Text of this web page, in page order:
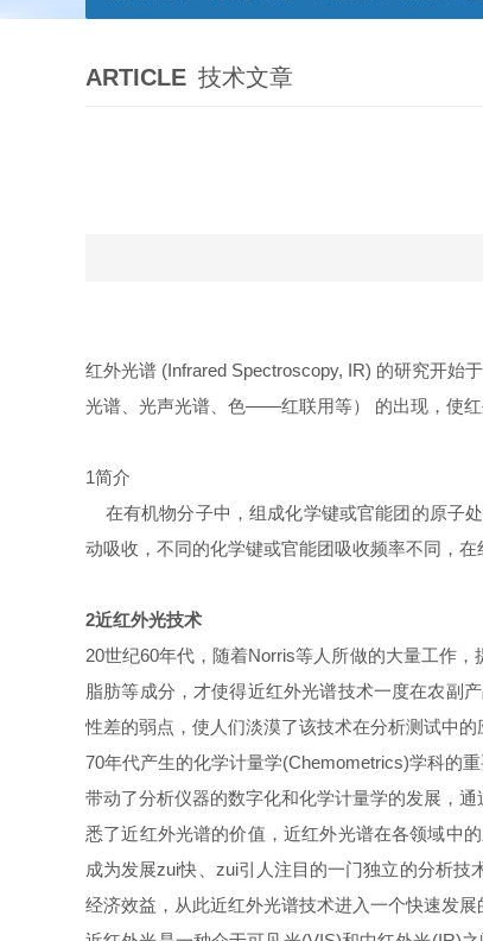
ARTICLE 技术文章
红外光谱 (Infrared Spectroscopy, IR) 的研究开始
光谱、光声光谱、色——红联用等） 的出现，使红
1简介
在有机物分子中，组成化学键或官能团的原子
动吸收，不同的化学键或官能团吸收频率不同，
2近红外光技术
20世纪60年代，随着Norris等人所做的大量工作
脂肪等成分，才使得近红外光谱技术一度在农副
性差的弱点，使人们淡漠了该技术在分析测试中
70年代产生的化学计量学(Chemometrics)学科的
带动了分析仪器的数字化和化学计量学的发展，
悉了近红外光谱的价值，近红外光谱在各领域中
成为发展zui快、zui引人注目的一门独立的分析
经济效益，从此近红外光谱技术进入一个快速发展